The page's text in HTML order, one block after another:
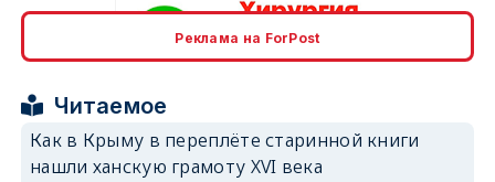
erid: 2SDnjcrDNw6
Реклама на ForPost
Читаемое
Как в Крыму в переплёте старинной книги
нашли ханскую грамоту XVI века